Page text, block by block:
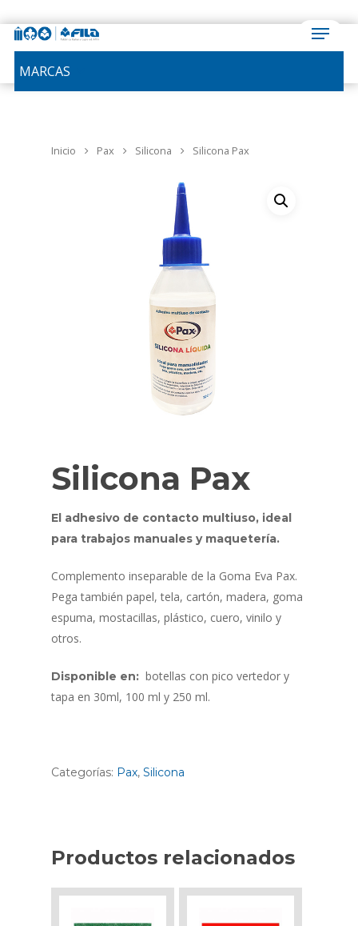
MARCAS
Inicio Pax Silicona Silicona Pax
Silicona Pax
El adhesivo de contacto multiuso, ideal
para trabajos manuales y maquetería.
Complemento inseparable de la Goma Eva Pax.
Pega también papel, tela, cartón, madera, goma
espuma, mostacillas, plástico, cuero, vinilo y
otros.
Disponible en: botellas con pico vertedor y
tapa en 30ml, 100 ml y 250 ml.
Categorías: Pax, Silicona
Productos relacionados